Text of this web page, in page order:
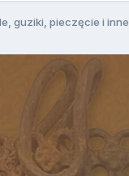
guziki, pieczęcie i inne